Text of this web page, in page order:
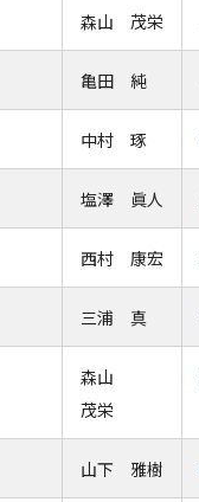
森山 茂栄
亀田 純
中村 琢
塩澤 眞人
西村 康宏
三浦 真
森山
茂栄
山下 雅樹